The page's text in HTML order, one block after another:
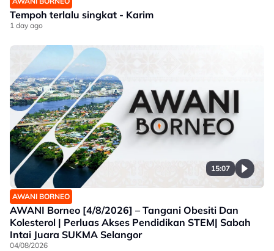
Tempoh terlalu singkat - Karim
1 day ago
15:07
AWANI BORNEO
AWANI Borneo [4/8/2026] – Tangani Obesiti Dan
Kolesterol | Perluas Akses Pendidikan STEM| Sabah
Intai Juara SUKMA Selangor
04/08/2026